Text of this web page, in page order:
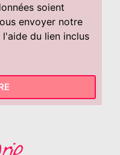
soient
envoyer notre
du lien inclus